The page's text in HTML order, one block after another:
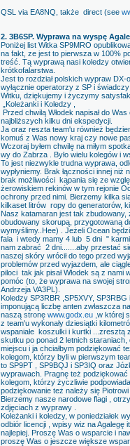
QSL via EA8NQ, także direct (see
2. 3B6SP. Wyprawa na wyspę
Poniżej list Witka SP9MRO
na fakt, ze jest to pierwsza w 100%
treść. Tą wyprawą nasi koledzy
krótkofalarstwa.
Jest to rozdział polskich wypraw
wyłącznie operatorzy z SP i
Witku, dziękujemy i życzymy
„Koleżanki i Koledzy ,
Przed chwilą Włodek napisał do
najbliższych kilku dni ekspedycji.
Ja oraz reszta team'u również
komuś z Was nowy kraj czy nowe
Wczoraj byłem chwilę na miłym
wy do Zabrza . Było wielu kolegów i
To jest niezwykle trudna wyprawa,
wypłyniemy. Brak łączności innej
brak możliwości kąpania się ze
żerowiskiem rekinów w tym rejonie
ochrony przed nimi. Bierzemy kilka
kilkaset litrów ropy do generatorów,
Nasz katamaran jest tak zbudowany,
obudowany skorupą, przygotowaną
wymyślimy..Hee) . Jeżeli Ocean
fala i wtedy mamy 4 lub 5 dni "
nam zabrać 2 dni.......aby przestać
naszej skóry wrócił do tego przed
problemów przed wyjazdem, ale
piloci tak jak pisał Włodek są z nami
pomóc (to, że wyprawa na swojej
Andrzeja VA3PL).
Koledzy SP3RBR ,SP5XVY,
imponującą liczbę anten zwłaszcza
naszą stronę www.godx.eu ,w której
z team'u wykonały dziesiątki
wspaniałe koszulki i kurtki ...zresztą
skutku po ponad 2 letnich
miejscu i ja chciałbym podziękować
kolegom, którzy byli w pierwszym
to SP9PT , SP9BQJ i SP3IQ oraz
wyprawach. Pragnę też
kolegom, którzy życzliwie
podziękowanie też należy się
Bierzemy nasze narodowe flagi ,
zdjęciach z wyprawy .
Koleżanki i koledzy, w poniedziałek
odbiór licencji , wpisy wiz na Agalegę
najlepiej. Proszę Was o wsparcie i
proszę Was o jeszcze większe